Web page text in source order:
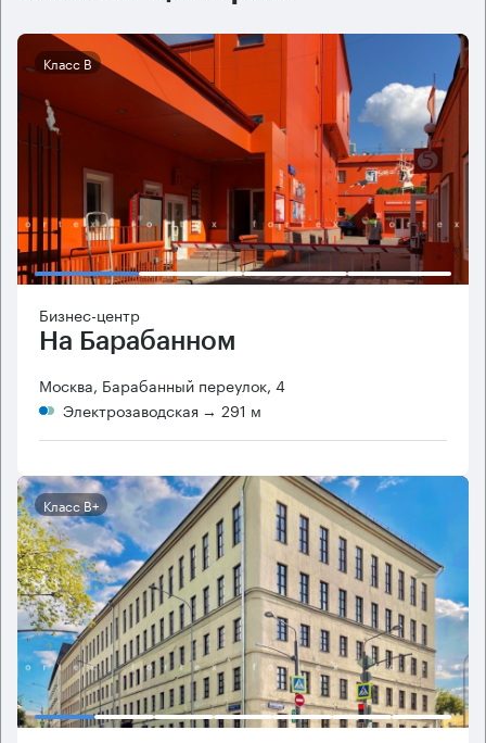
Класс B
Бизнес-центр
На Барабанном
Москва, Барабанный переулок, 4
Электрозаводская → 291 м
Класс B+